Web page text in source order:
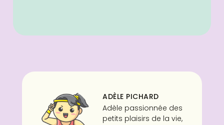
ADÈLE PICHARD
Adèle passionnée des
petits plaisirs de la vie,